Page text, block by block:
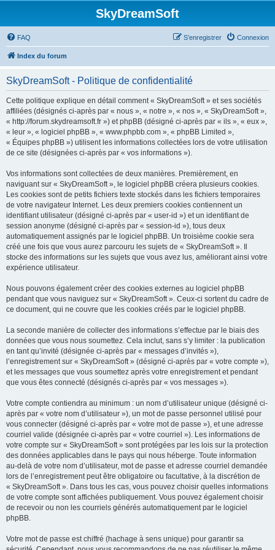
SkyDreamSoft
FAQ Connexion
S’enregistrer
Index du forum
SkyDreamSoft - Politique de confidentialité
Cette politique explique en détail comment « SkyDreamSoft » et ses sociétés
affiliées (désignés ci-après par « nous », « notre », « nos », « SkyDreamSoft »,
« http://forum.skydreamsoft.fr ») et phpBB (désigné ci-après par « ils », « eux »,
« leur », « logiciel phpBB », « www.phpbb.com », « phpBB Limited »,
« Équipes phpBB ») utilisent les informations collectées lors de votre utilisation
de ce site (désignées ci-après par « vos informations »).
Vos informations sont collectées de deux manières. Premièrement, en
naviguant sur « SkyDreamSoft », le logiciel phpBB créera plusieurs cookies.
Les cookies sont de petits fichiers texte stockés dans les fichiers temporaires
de votre navigateur Internet. Les deux premiers cookies contiennent un
identifiant utilisateur (désigné ci-après par « user-id ») et un identifiant de
session anonyme (désigné ci-après par « session-id »), tous deux
automatiquement assignés par le logiciel phpBB. Un troisième cookie sera
créé une fois que vous aurez parcouru les sujets de « SkyDreamSoft ». Il
stocke des informations sur les sujets que vous avez lus, améliorant ainsi votre
expérience utilisateur.
Nous pouvons également créer des cookies externes au logiciel phpBB
pendant que vous naviguez sur « SkyDreamSoft ». Ceux-ci sortent du cadre de
ce document, qui ne couvre que les cookies créés par le logiciel phpBB.
La seconde manière de collecter des informations s’effectue par le biais des
données que vous nous soumettez. Cela inclut, sans s’y limiter : la publication
en tant qu’invité (désignée ci-après par « messages d’invités »),
l’enregistrement sur « SkyDreamSoft » (désigné ci-après par « votre compte »),
et les messages que vous soumettez après votre enregistrement et pendant
que vous êtes connecté (désignés ci-après par « vos messages »).
Votre compte contiendra au minimum : un nom d’utilisateur unique (désigné ci-
après par « votre nom d’utilisateur »), un mot de passe personnel utilisé pour
vous connecter (désigné ci-après par « votre mot de passe »), et une adresse
courriel valide (désignée ci-après par « votre courriel »). Les informations de
votre compte sur « SkyDreamSoft » sont protégées par les lois sur la protection
des données applicables dans le pays qui nous héberge. Toute information
au-delà de votre nom d’utilisateur, mot de passe et adresse courriel demandée
lors de l’enregistrement peut être obligatoire ou facultative, à la discrétion de
« SkyDreamSoft ». Dans tous les cas, vous pouvez choisir quelles informations
de votre compte sont affichées publiquement. Vous pouvez également choisir
de recevoir ou non les courriels générés automatiquement par le logiciel
phpBB.
Votre mot de passe est chiffré (hachage à sens unique) pour garantir sa